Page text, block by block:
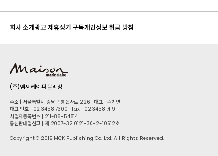
회사 소개광고 제휴정기 구독개인정보 취급 방침
(주)엠씨케이퍼블리싱
주소 | 서울특별시 강남구 봉은사로 226 · 대표 | 손기연
대표 번호 | 02 34​58 7300 · Fax | 02 34​58 7119
사업자등록번호 | 211-86-5​4814
통신판매업신고 | 제 2007-3210121-30-2-10512호
Copyright © 2015 MCK Publishing Co. Ltd. All Rights Reserved.